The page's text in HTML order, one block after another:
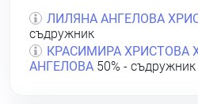
ЛИЛЯНА АНГЕЛОВА
съдружник
КРАСИМИРА ХРИСТОВА
АНГЕЛОВА 50% - съдружник